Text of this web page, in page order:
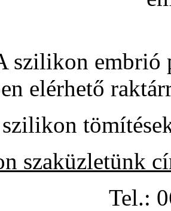
szilikon embrió
elérhető
szaküzletünk
Tel.: